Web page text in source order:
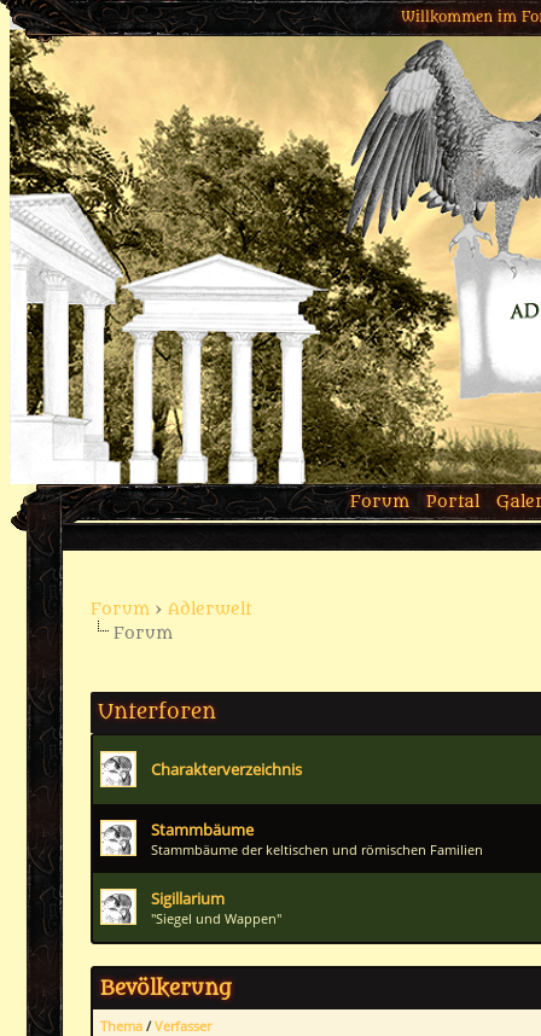
Willkommen im
Forum Portal
Forum › Adlerwelt
Forum
Unterforen
Charakterverzeichnis
Stammbäume
Stammbäume der keltischen und römischen Familien
Sigillarium
"Siegel und Wappen"
Bevölkerung
Thema /Verfasser